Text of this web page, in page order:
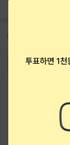
공지 8월 상품권+쿠
2026-08-01
로그인
이용약관